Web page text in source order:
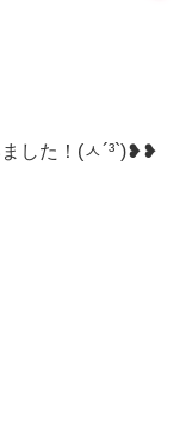
した！(ㅅ´³`)❥❥